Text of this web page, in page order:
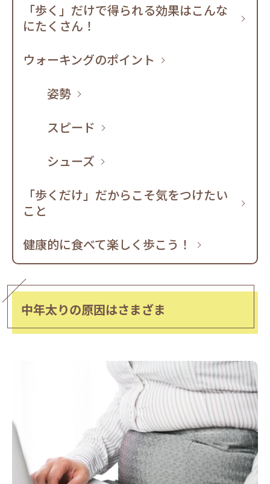
「歩く」だけで得られる効果はこんな
にたくさん！
ウォーキングのポイント
姿勢
スピード
シューズ
「歩くだけ」だからこそ気をつけたい
こと
健康的に食べて楽しく歩こう！
中年太りの原因はさまざま